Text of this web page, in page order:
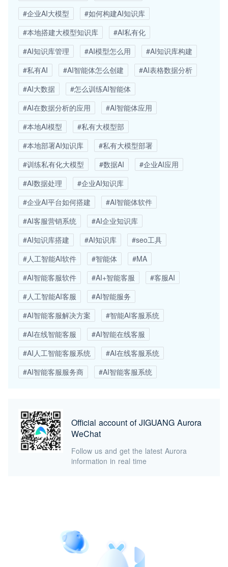
#企业AI大模型
#如何构建AI知识库
#本地搭建大模型知识库
#AI私有化
#AI知识库管理
#AI模型怎么用
#AI知识库构建
#私有AI
#AI智能体怎么创建
#AI表格数据分析
#AI大数据
#怎么训练AI智能体
#AI在数据分析的应用
#AI智能体应用
#本地AI模型
#私有大模型部
#本地部署AI知识库
#私有大模型部署
#训练私有化大模型
#数据AI
#企业AI应用
#AI数据处理
#企业AI知识库
#企业AI平台如何搭建
#AI智能体软件
#AI客服营销系统
#AI企业知识库
#AI知识库搭建
#AI知识库
#seo工具
#人工智能AI软件
#智能体
#MA
#AI智能客服软件
#AI+智能客服
#客服AI
#人工智能AI客服
#AI智能服务
#AI智能客服解决方案
#智能AI客服系统
#AI在线智能客服
#AI智能在线客服
#AI人工智能客服系统
#AI在线客服系统
#AI智能客服服务商
#AI智能客服系统
Official account of JIGUANG Aurora
WeChat
Follow us and get the latest Aurora
information in real time